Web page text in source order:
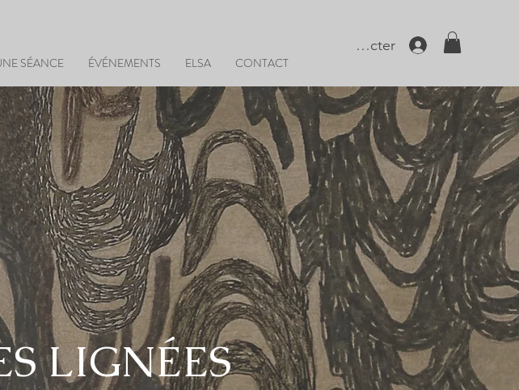
Se connecter
SÉANCE ÉVÉNEMENTS ELSA CONTACT
LIGNÉES